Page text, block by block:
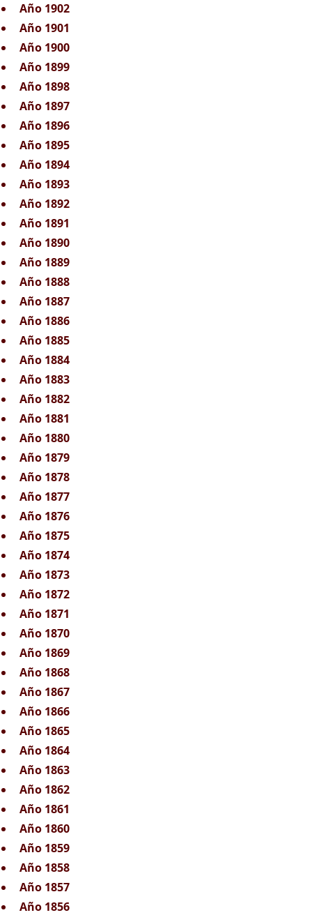
Año 1902
Año 1901
Año 1900
Año 1899
Año 1898
Año 1897
Año 1896
Año 1895
Año 1894
Año 1893
Año 1892
Año 1891
Año 1890
Año 1889
Año 1888
Año 1887
Año 1886
Año 1885
Año 1884
Año 1883
Año 1882
Año 1881
Año 1880
Año 1879
Año 1878
Año 1877
Año 1876
Año 1875
Año 1874
Año 1873
Año 1872
Año 1871
Año 1870
Año 1869
Año 1868
Año 1867
Año 1866
Año 1865
Año 1864
Año 1863
Año 1862
Año 1861
Año 1860
Año 1859
Año 1858
Año 1857
Año 1856